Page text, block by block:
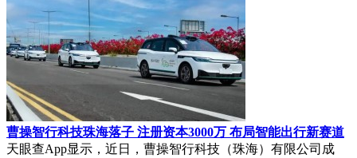
曹操智行科技珠海落子 注册资本3000万 布局智能出行新赛道
天眼查App显示，近日，曹操智行科技（珠海）有限公司成